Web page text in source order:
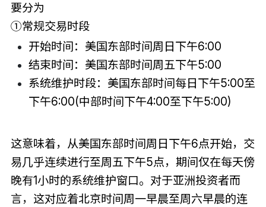
要分为
①常规交易时段
开始时间：美国东部时间周日下午6:00
结束时间：美国东部时间周五下午5:00
系统维护时段：美国东部时间每日下午5:00至
下午6:00(中部时间下午4:00至下午5:00)
这意味着，从美国东部时间周日下午6点开始，交
易几乎连续进行至周五下午5点，期间仅在每天傍
晚有1小时的系统维护窗口。对于亚洲投资者而
言，这对应着北京时间周一早晨至周六早晨的连